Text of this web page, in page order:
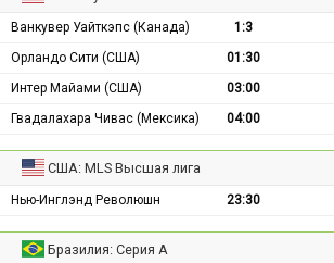
Ванкувер Уайткэпс (Канада) 1:3
Орландо Сити (США)
01:30
Интер Майами (США)
03:00
Гвадалахара Чивас (Мексика)
04:00
США: MLS Высшая лига
Нью-Инглэнд Революшн 23:30
Бразилия: Серия А